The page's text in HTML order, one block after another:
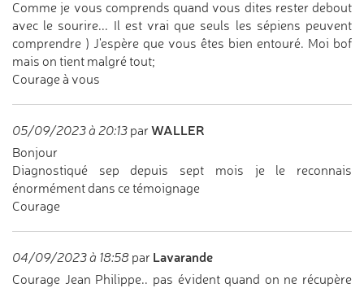
Comme je vous comprends quand vous dites rester debout
avec le sourire... Il est vrai que seuls les sépiens peuvent
comprendre ) J'espère que vous êtes bien entouré. Moi bof
mais on tient malgré tout;
Courage à vous
05/09/2023 à 20:13 par WALLER
Bonjour
Diagnostiqué sep depuis sept mois je le reconnais
énormément dans ce témoignage
Courage
04/09/2023 à 18:58 par Lavarande
Courage Jean Philippe.. pas évident quand on ne récupère